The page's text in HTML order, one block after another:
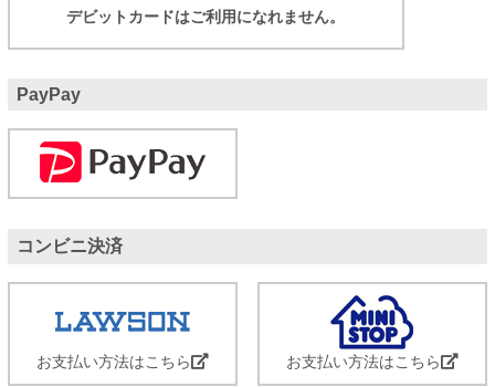
デビットカードはご利用になれません。
PayPay
コンビニ決済
お支払い方法はこちら お支払い方法はこちら